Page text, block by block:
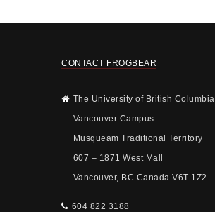
CONTACT FROGBEAR
The University of British Columbia
Vancouver Campus
Musqueam Traditional Territory
607 – 1871 West Mall
Vancouver, BC Canada V6T 1Z2
604 822 3188